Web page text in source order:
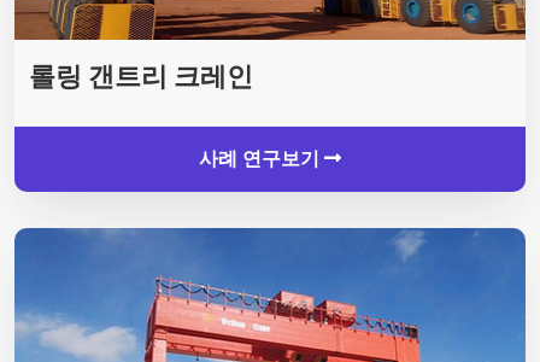
롤링 갠트리 크레인
사례 연구보기